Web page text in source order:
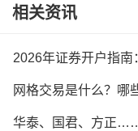
相关资讯
2026年证券开户指